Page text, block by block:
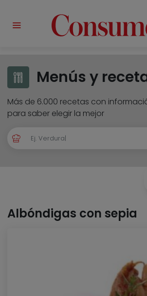
Menús y
Más de 6.000 recetas con
para saber elegir la mejor
Albóndigas con sepia